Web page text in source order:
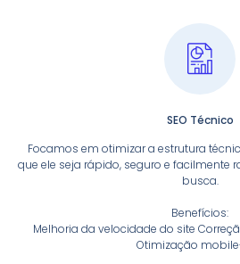
SEO Técnico
Focamos em otimizar a estrutura
que ele seja rápido, seguro e facilmente
busca.
Benefícios:
Melhoria da velocidade do site
Otimização